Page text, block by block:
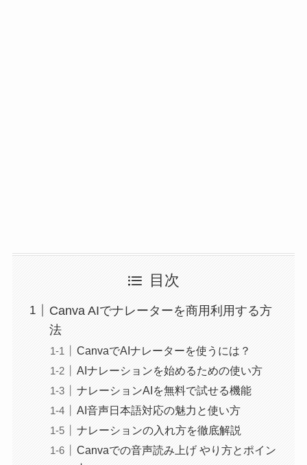
目次
Canva AIでナレーターを商用利用する方
法
CanvaでAIナレーターを使うには？
AIナレーションを始めるための使い方
ナレーションAIを無料で試せる機能
AI音声日本語対応の魅力と使い方
ナレーションの入れ方を徹底解説
Canvaでの音声読み上げ やり方とポイン